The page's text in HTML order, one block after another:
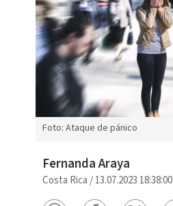
Foto: Ataque de pánico
Fernanda Araya
Costa Rica /13.07.2023 18:38:00